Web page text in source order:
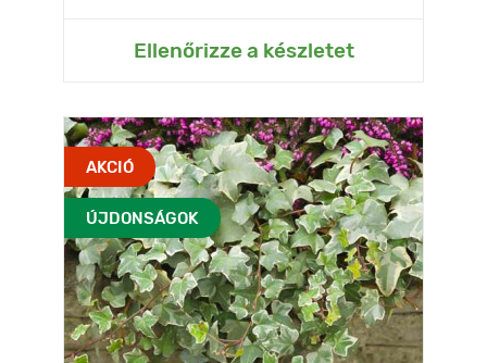
Ellenőrizze a készletet
AKCIÓ
ÚJDONSÁGOK